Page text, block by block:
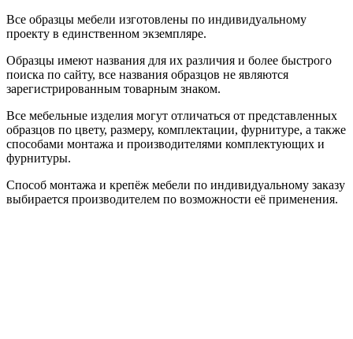
Все образцы мебели изготовлены по индивидуальному
проекту в единственном экземпляре.
Образцы имеют названия для их различия и более быстрого
поиска по сайту, все названия образцов не являются
зарегистрированным товарным знаком.
Все мебельные изделия могут отличаться от представленных
образцов по цвету, размеру, комплектации, фурнитуре, а также
способами монтажа и производителями комплектующих и
фурнитуры.
Способ монтажа и крепёж мебели по индивидуальному заказу
выбирается производителем по возможности её применения.